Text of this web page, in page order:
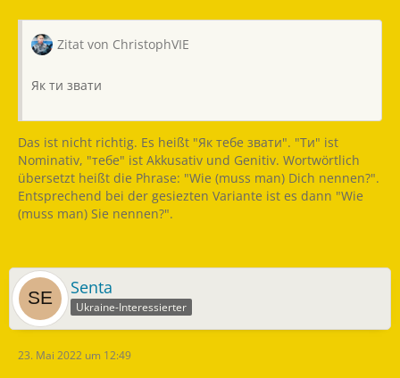
Zitat von ChristophVIE
Як ти звати
Das ist nicht richtig. Es heißt "Як тебе звати". "Ти" ist
Nominativ, "тебе" ist Akkusativ und Genitiv. Wortwörtlich
übersetzt heißt die Phrase: "Wie (muss man) Dich nennen?".
Entsprechend bei der gesiezten Variante ist es dann "Wie
(muss man) Sie nennen?".
Senta
Ukraine-Interessierter
23. Mai 2022 um 12:49